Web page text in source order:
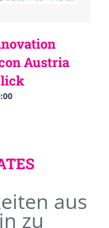
Austria
aus
zu